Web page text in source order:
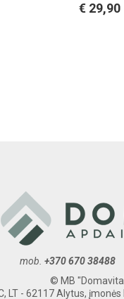
€ 29,90
mob. +370 670 38488
© MB
LT - 62117 Alytus,